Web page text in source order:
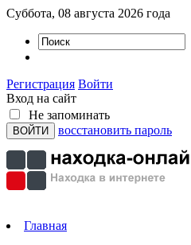
Суббота, 08 августа 2026 года
Регистрация Войти
Вход на сайт
Не запоминать
восстановить пароль
Главная